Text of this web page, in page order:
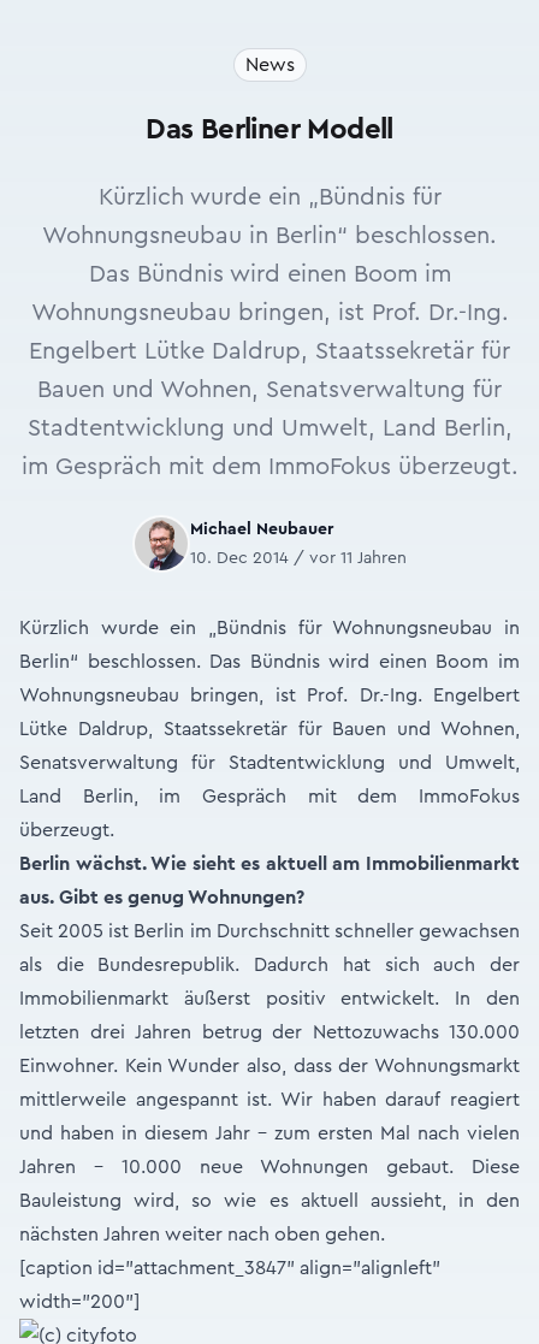
News
Das Berliner Modell
Kürzlich wurde ein „Bündnis für
Wohnungsneubau in Berlin“ beschlossen.
Das Bündnis wird einen Boom im
Wohnungsneubau bringen, ist Prof. Dr.-Ing.
Engelbert Lütke Daldrup, Staatssekretär für
Bauen und Wohnen, Senatsverwaltung für
Stadtentwicklung und Umwelt, Land Berlin,
im Gespräch mit dem ImmoFokus überzeugt.
Michael Neubauer
10. Dec 2014 / vor 11 Jahren
Kürzlich wurde ein „Bündnis für Wohnungsneubau in
Berlin“ beschlossen. Das Bündnis wird einen Boom im
Wohnungsneubau bringen, ist Prof. Dr.-Ing. Engelbert
Lütke Daldrup, Staatssekretär für Bauen und Wohnen,
Senatsverwaltung für Stadtentwicklung und Umwelt,
Land Berlin, im Gespräch mit dem ImmoFokus
überzeugt.
Berlin wächst. Wie sieht es aktuell am Immobilienmarkt
aus. Gibt es genug Wohnungen?
Seit 2005 ist Berlin im Durchschnitt schneller gewachsen
als die Bundesrepublik. Dadurch hat sich auch der
Immobilienmarkt äußerst positiv entwickelt. In den
letzten drei Jahren betrug der Nettozuwachs 130.000
Einwohner. Kein Wunder also, dass der Wohnungsmarkt
mittlerweile angespannt ist. Wir haben darauf reagiert
und haben in diesem Jahr – zum ersten Mal nach vielen
Jahren – 10.000 neue Wohnungen gebaut. Diese
Bauleistung wird, so wie es aktuell aussieht, in den
nächsten Jahren weiter nach oben gehen.
[caption id="attachment_3847" align="alignleft"
width="200"]